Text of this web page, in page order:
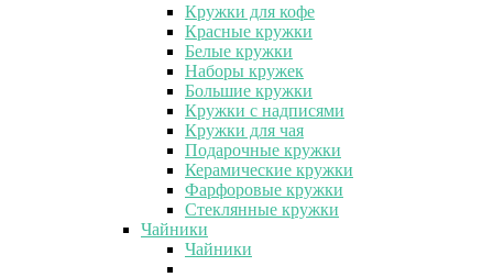
Кружки для кофе
Красные кружки
Белые кружки
Наборы кружек
Большие кружки
Кружки с надписями
Кружки для чая
Подарочные кружки
Керамические кружки
Фарфоровые кружки
Стеклянные кружки
Чайники
Чайники